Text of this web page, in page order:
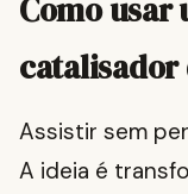
Como usar
catalisador
Assistir sem
A ideia é